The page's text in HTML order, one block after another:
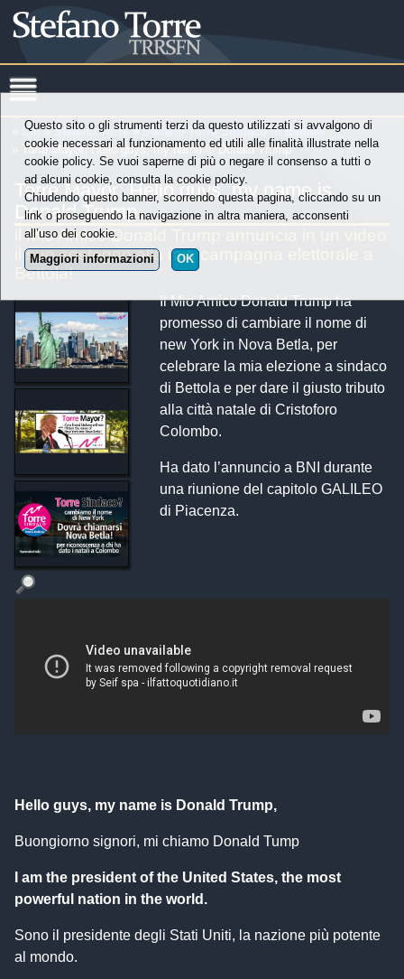
Chi è Stefano Torre »Stefano Torre Sindaco di Bettola
» Torre Mayor: Hello guys, my name is Donald Trump
Torre Mayor: Hello guys, my name is
Donald Trump
il Mio Amico Donald Trump annuncia in un video
il suo sostegno alla mia campagna elettorale a
Bettola!
Il Mio Amico Donald Trump ha
promesso di cambiare il nome di
new York in Nova Betla, per
celebrare la mia elezione a sindaco
di Bettola e per dare il giusto tributo
alla città natale di Cristoforo
Colombo.
Ha dato l’annuncio a BNI durante
una riunione del capitolo GALILEO
di Piacenza.
Hello guys, my name is Donald Trump,
Buongiorno signori, mi chiamo Donald Tump
I am the president of the United States, the most
powerful nation in the world.
Sono il presidente degli Stati Uniti, la nazione più potente
al mondo.
Questo sito o gli strumenti terzi da questo utilizzati si avvalgono di
cookie necessari al funzionamento ed utili alle finalità illustrate nella
cookie policy. Se vuoi saperne di più o negare il consenso a tutti o
ad alcuni cookie, consulta la cookie policy.
Chiudendo questo banner, scorrendo questa pagina, cliccando su un
link o proseguendo la navigazione in altra maniera, acconsenti
all’uso dei cookie.
Maggiori informazioni
OK